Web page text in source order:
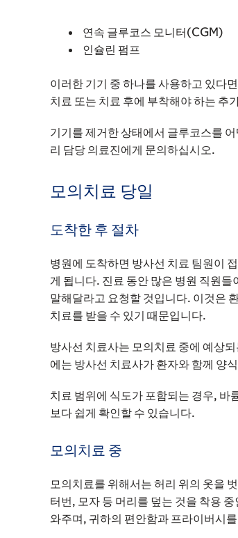
연속 글루코스 모니터(CGM)
인슐린 펌프
이러한 기기 중 하나를 사용하고 있다
치료 또는 치료 후에 부착해야 하는 추
기기를 제거한 상태에서 글루코스를
리 담당 의료진에게 문의하십시오.
모의치료 당일
도착한 후 절차
병원에 도착하면 방사선 치료 팀원이
게 됩니다. 진료 동안 많은 병원 직원
말해달라고 요청할 것입니다. 이것은
치료를 받을 수 있기 때문입니다.
방사선 치료사는 모의치료 중에 예상
에는 방사선 치료사가 환자와 함께 양
치료 범위에 식도가 포함되는 경우, 바
보다 쉽게 확인할 수 있습니다.
모의치료 중
모의치료를 위해서는 허리 위의 옷을
터번, 모자 등 머리를 덮는 것을 착용
와주며, 귀하의 편안함과 프라이버시